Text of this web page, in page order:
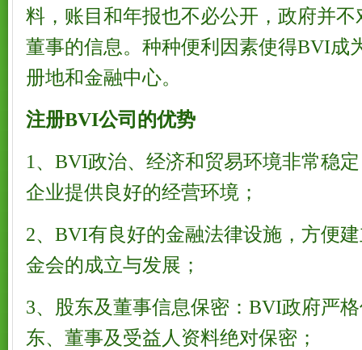
料，账目和年报也不必公开，政府并不
董事的信息。种种便利因素使得BVI成
册地和金融中心。
注册BVI公司的优势
1、BVI政治、经济和贸易环境非常稳
企业提供良好的经营环境；
2、BVI有良好的金融法律设施，方便
金会的成立与发展；
3、股东及董事信息保密：BVI政府严
东、董事及受益人资料绝对保密；